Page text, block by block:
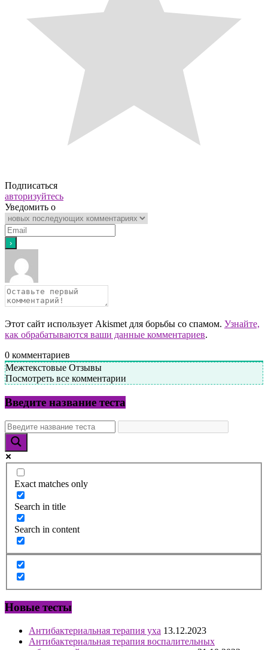
Подписаться
авторизуйтесь
Уведомить о
Этот сайт использует Akismet для борьбы со спамом. Узнайте,
как обрабатываются ваши данные комментариев.
0 комментариев
Межтекстовые Отзывы
Посмотреть все комментарии
Введите название теста
Exact matches only
Search in title
Search in content
Новые тесты
Антибактериальная терапия уха 13.12.2023
Антибактериальная терапия воспалительных